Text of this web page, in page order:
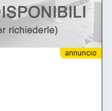
annuncio